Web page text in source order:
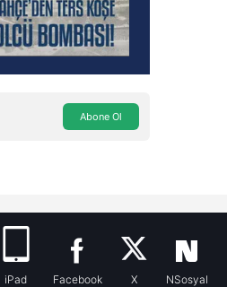
Abone Ol
iPad Facebook X NSosyal